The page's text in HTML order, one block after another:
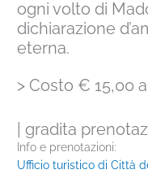
ogni volto di
dichiarazione
eterna.
> Costo € 15,00
| gradita
Info e prenotazioni:
Ufficio turistico di Città